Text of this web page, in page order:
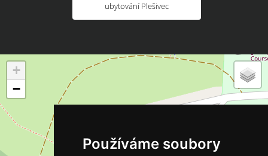
Používáme soubory
ubytování Plešivec
+
−